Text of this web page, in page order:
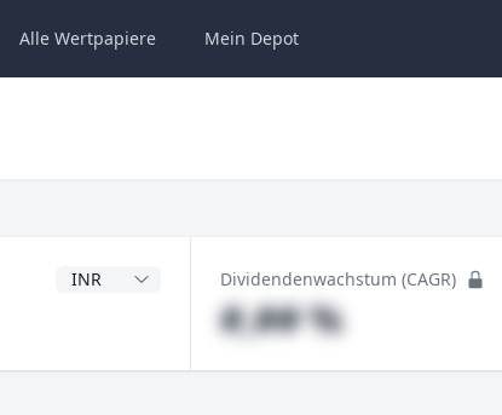
Alle Wertpapiere Mein Depot
DividendenwährungDividendenwachstum (CAGR)
#,## %